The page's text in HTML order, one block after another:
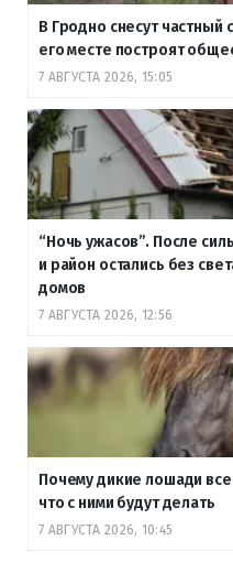
В Гродно снесут
его месте построят
7 АВГУСТА 2026, 15:05
“Ночь ужасов”. После
и район остались без
домов
7 АВГУСТА 2026, 12:56
Почему дикие лошади
что с ними будут делать
7 АВГУСТА 2026, 10:45